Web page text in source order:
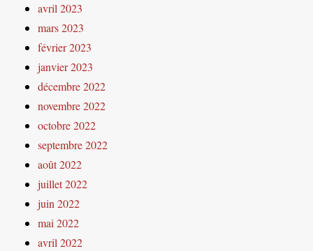
avril 2023
mars 2023
février 2023
janvier 2023
décembre 2022
novembre 2022
octobre 2022
septembre 2022
août 2022
juillet 2022
juin 2022
mai 2022
avril 2022